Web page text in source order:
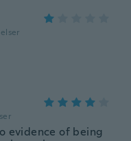
evidence of being